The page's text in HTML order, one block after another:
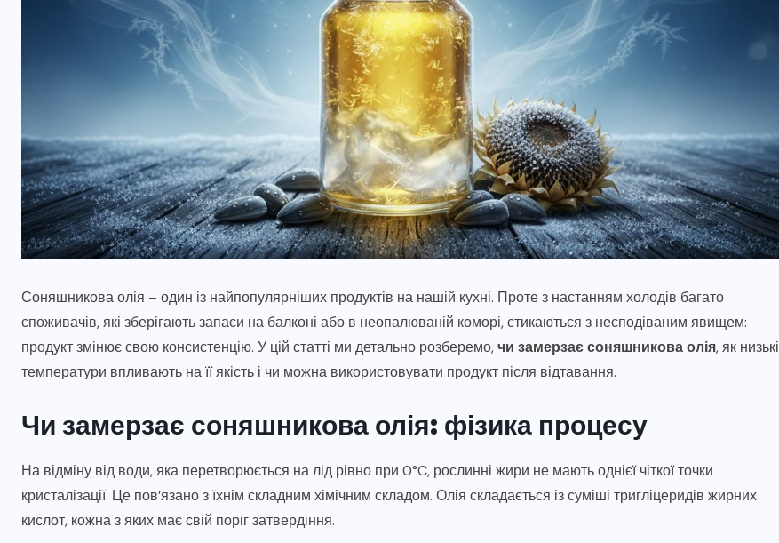
Соняшникова олія – один із найпопулярніших продуктів на нашій кухні. Проте з настанням холодів багато
споживачів, які зберігають запаси на балконі або в неопалюваній коморі, стикаються з несподіваним явищем:
продукт змінює свою консистенцію. У цій статті ми детально розберемо,чи замерзає соняшникова олія, як низькі
температури впливають на її якість і чи можна використовувати продукт після відтавання.
Чи замерзає соняшникова олія: фізика процесу
На відміну від води, яка перетворюється на лід рівно при 0°C, рослинні жири не мають однієї чіткої точки
кристалізації. Це пов’язано з їхнім складним хімічним складом. Олія складається із суміші тригліцеридів жирних
кислот, кожна з яких має свій поріг затвердіння.